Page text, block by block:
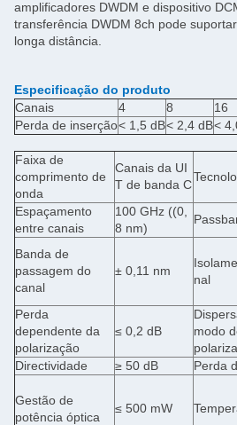
amplificadores DWDM e dispositivo
transferência DWDM 8ch pode
longa distância.
Especificação do produto
Canais
4 8
16
Perda de inserção< 1,5 dB< 2,4 dB<
Faixa de
comprimento de
onda
Canais da UI
T de banda C
Espaçamento
entre canais
100 GHz ((0,
8 nm)
Banda de
passagem do
canal
± 0,11 nm
nal
Perda
dependente da
polarização
≤ 0,2 dB
modo
Directividade ≥ 50 dB Perda
Gestão de
potência óptica
≤ 500 mW